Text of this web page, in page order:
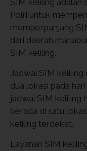
SIM keliling adalah
Polri untuk
memperpanjang
dari daerah
SIM keliling.
Jadwal SIM keliling
dua lokasi pada
jadwal SIM keliling
berada di satu
keliling terdekat.
Layanan SIM